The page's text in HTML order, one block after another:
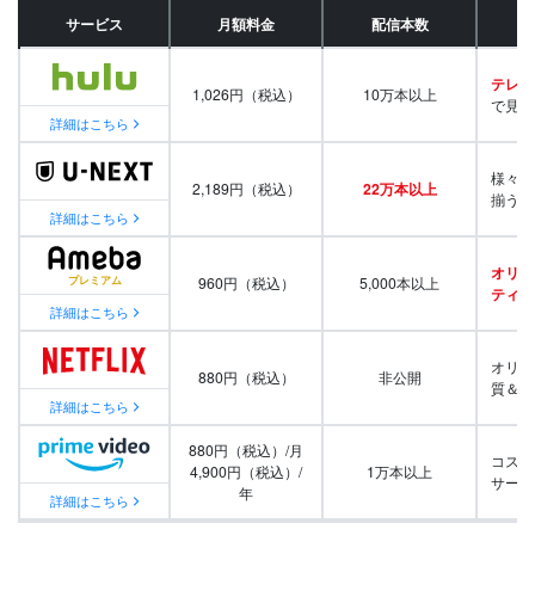
サービス 月額料金 配信本数
詳細はこちら
1,026円（税込） 10万本以上 テレビ
で見
詳細はこちら
2,189円（税込） 22万本以上
様々
揃う
詳細はこちら
960円（税込） 5,000本以上
オリ
ティ
詳細はこちら
880円（税込） 非公開
オリ
質＆
詳細はこちら
880円（税込）/月
4,900円（税込）/
年
1万本以上
コス
サー